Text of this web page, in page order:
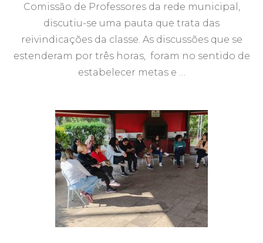
Comissão de Professores da rede municipal,
discutiu-se uma pauta que trata das
reivindicações da classe. As discussões que se
estenderam por três horas, foram no sentido de
estabelecer metas e …